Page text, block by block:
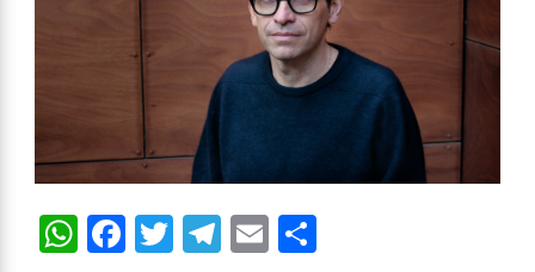
WhatsApp
Facebook
Twitter
Telegram
Email